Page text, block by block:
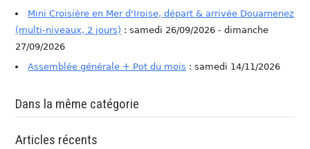
Mini Croisière en Mer d'Iroise, départ & arrivée Douarnenez
(multi-niveaux, 2 jours) : samedi 26/09/2026 - dimanche
27/09/2026
Assemblée générale + Pot du mois : samedi 14/11/2026
Dans la même catégorie
Articles récents